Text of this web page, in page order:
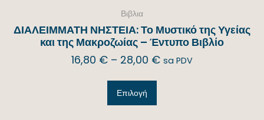
Βιβλια
ΔΙΑΛΕΙΜΜΑΤΗ ΝΗΣΤΕΙΑ: Το Μυστικό της Υγείας
και της Μακροζωίας – Έντυπο Βιβλίο
16,80 € – 28,00 € sa PDV
Επιλογή